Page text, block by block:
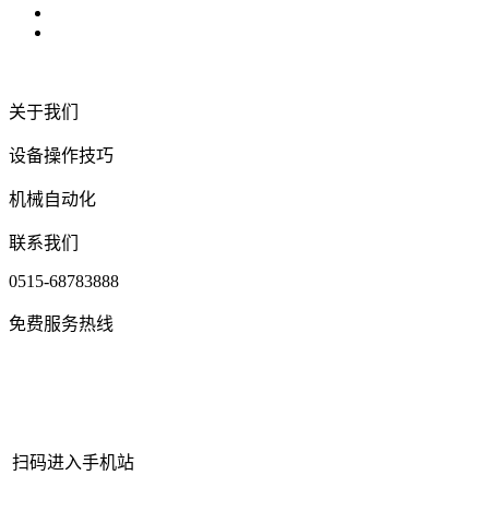
关于我们
设备操作技巧
机械自动化
联系我们
0515-68783888
免费服务热线
扫码进入手机站